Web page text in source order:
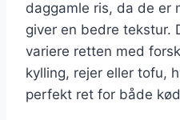
daggamle ris, da de er
giver en bedre tekstur.
variere retten med
kylling, rejer eller tofu,
perfekt ret for både